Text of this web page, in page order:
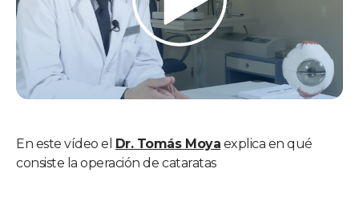
En este vídeo el Dr. Tomás Moya explica en qué
consiste la operación de cataratas